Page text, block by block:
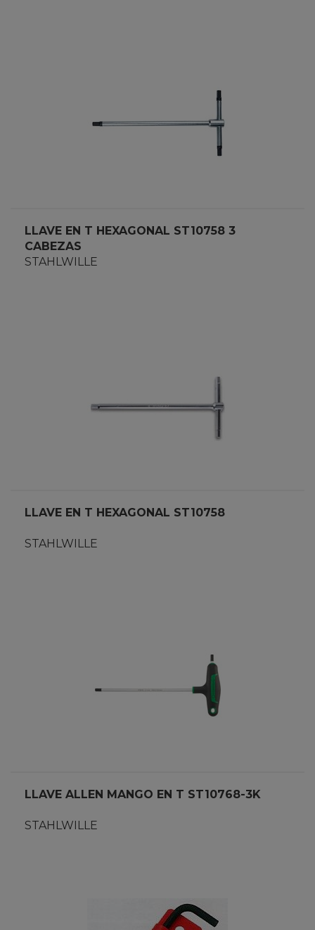
LLAVE EN T HEXAGONAL ST10758 3
CABEZAS
STAHLWILLE
LLAVE EN T HEXAGONAL ST10758
STAHLWILLE
LLAVE ALLEN MANGO EN T ST10768-3K
STAHLWILLE